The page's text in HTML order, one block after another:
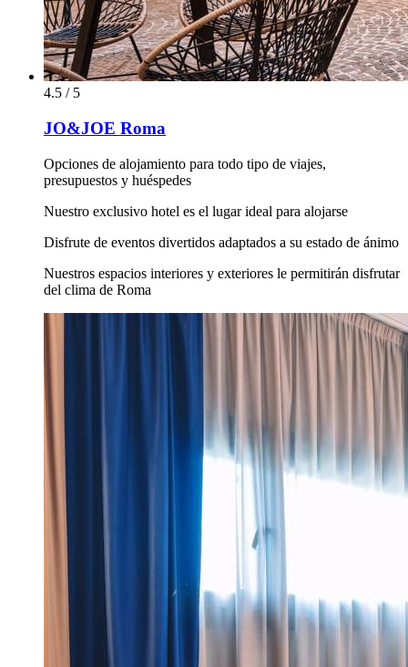
4.5 / 5
JO&JOE Roma
Opciones de alojamiento para todo tipo de viajes,
presupuestos y huéspedes
Nuestro exclusivo hotel es el lugar ideal para alojarse
Disfrute de eventos divertidos adaptados a su estado de ánimo
Nuestros espacios interiores y exteriores le permitirán disfrutar
del clima de Roma